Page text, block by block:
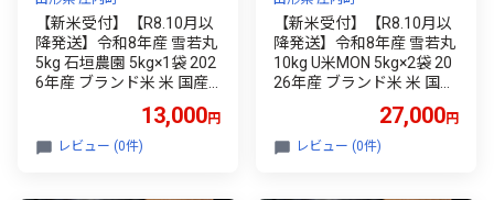
【新米受付】【R8.10月以
降発送】令和8年産 雪若丸
5kg 石垣農園 5kg×1袋 202
6年産 ブランド米 米 国産
コシヒカリの原点、亀の尾
発祥の地 庄内
13,000円
レビュー (0件)
【新米受付】【R8.10月以
降発送】令和8年産 雪若丸
10kg U米MON 5kg×2袋 20
26年産 ブランド米 米 国産
コシヒカリの原点、亀の尾
発祥の地 庄内
27,000円
レビュー (0件)